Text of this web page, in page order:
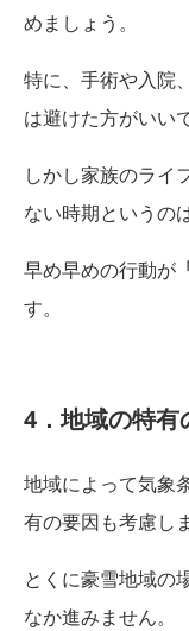
めましょう。
特に、手術や入院
は避けた方がいい
しかし家族のライ
ない時期というの
早め早めの行動が
す。
4．地域の特有
地域によって気象
有の要因も考慮し
とくに豪雪地域の
なか進みません。